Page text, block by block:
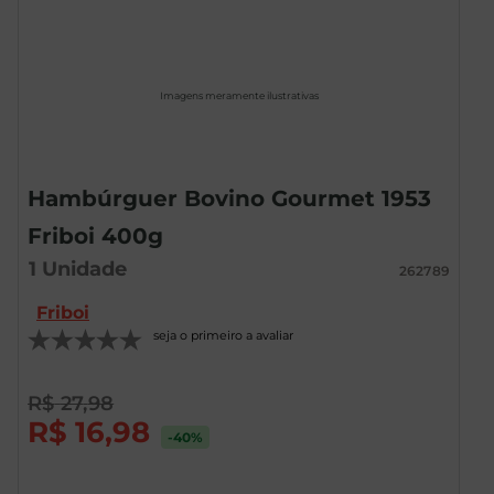
Imagens meramente ilustrativas
Hambúrguer Bovino Gourmet 1953
Friboi 400g
1 Unidade 262789
Friboi
seja o primeiro a avaliar
R$ 27,98
R$ 16,98 -40%